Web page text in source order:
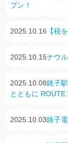
プン！
2025.10.16 【税
2025.10.15ナウ
2025.10.08銚子
とともに ROUTE
2025.10.03銚子